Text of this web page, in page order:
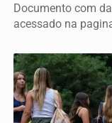
Documento com
acessado na